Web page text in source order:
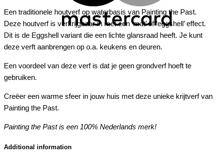
Een traditionele houtverf op waterbasis van Painting the Past.
Deze houtverf is verkrijgbaar in met een ‘mat’ of ‘eggshell’ effect.
Dit is de Eggshell variant die een lichte glansraad heeft. Je kunt
deze verft aanbrengen op o.a. keukens en deuren.
Een voordeel van deze verf is dat je geen grondverf hoeft te
gebruiken.
Creëer een warme sfeer in jouw huis met deze unieke krijtverf van
Painting the Past.
Painting the Past is een 100% Nederlands merk!
Additional information